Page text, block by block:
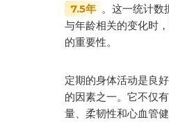
7.5年 。这一统计数
与年龄相关的变化时
的重要性。
定期的身体活动是良
的因素之一。它不仅
量、柔韧性和心血管